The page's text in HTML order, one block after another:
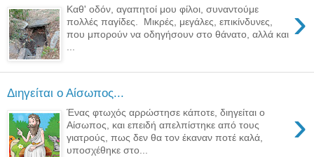
›
Καθ' οδόν, αγαπητοί μου φίλοι, συναντούμε
πολλές παγίδες. Μικρές, μεγάλες, επικίνδυνες,
που μπορούν να οδηγήσουν στο θάνατο, αλλά και
Διηγείται ο Αίσωπος...
›
Ένας φτωχός αρρώστησε κάποτε, διηγείται ο
Αίσωπος, και επειδή απελπίστηκε από τους
γιατρούς, πως δεν θα τον έκαναν ποτέ καλά,
υποσχέθηκε στο...